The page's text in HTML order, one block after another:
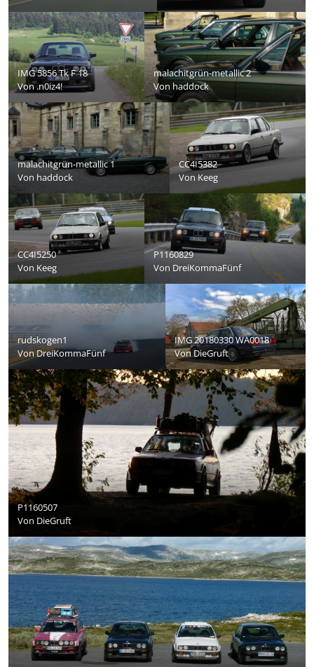
IMG 5856 Tk F 18
Von.n0iz4!
malachitgrün-metallic 2
Von haddock
malachitgrün-metallic 1
Von haddock
CC4I5382
Von Keeg
CC4I5250
Von Keeg
P1160829
Von DreiKommaFünf
rudskogen1
VonDreiKommaFünf
IMG 20180330 WA0018
VonDieGruft
P1160507
Von DieGruft